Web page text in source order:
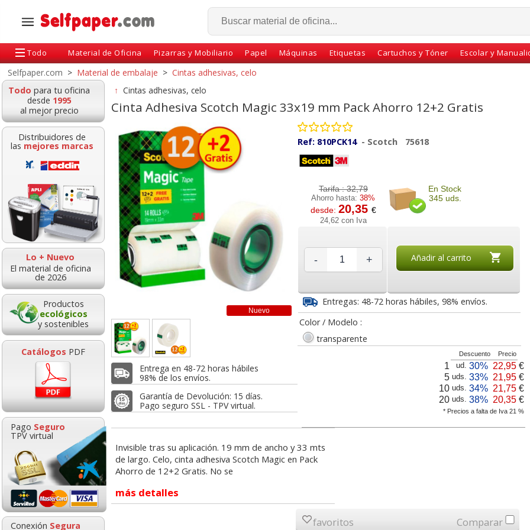
Todo Material de Oficina Pizarras y Mobiliario Papel Máquinas Etiquetas Cartuchos y Tóner Escolar y
Selfpaper.com > Material de embalaje > Cintas adhesivas, celo
Todo para tu oficina
desde 1995
al mejor precio
Distribuidores de
las mejores marcas
Lo + Nuevo
El material de oficina
de 2026
Productos
ecológicos
y sostenibles
Catálogos PDF
Pago Seguro
TPV virtual
Conexión Segura
↑ Cintas adhesivas, celo
Cinta Adhesiva Scotch Magic 33x19 mm Pack Ahorro 12+2 Gratis
Nuevo
Entrega en 48-72 horas hábiles
98% de los envíos.
Garantía de Devolución: 15 días.
Pago seguro SSL - TPV virtual.
Ref: 810PCK14 - Scotch 75618
Tarifa :32,79
Ahorro hasta:38%
desde: 20,35 €
24,62 con Iva
En Stock
345 uds.
- + Añadir al carrito
Entregas: 48-72 horas hábiles, 98% envíos.
Color / Modelo :
transparente
* Precios a falta de Iva 21 %
Descuento Precio
1 ud. 30% 22,95 €
5 uds. 33% 21,95 €
10 uds. 34% 21,75 €
20 uds. 38% 20,35 €
Invisible tras su aplicación. 19 mm de ancho y 33 mts
de largo. Celo, cinta adhesiva Scotch Magic en Pack
Ahorro de 12+2 Gratis. No se
más detalles
favoritos Comparar
celo
33x19 alta
rollo suelto
0,80 €
con Iva
Celo Scotch Magic
Invisible Eco Reciclada
33x19 Pack 9
desde:22,76 €
27,54 con Iva
Pegamento roller Tesa,
dispensador cinta,
ecológico 8,4 mm
desde:2,61 €
3,16 con Iva
Cinta Adhesiva Scotch
550, 19mm x 33m
8,92 1,47
roller Tesa,
cinta,
8,4 mm
2,61 €
con Iva
Cinta Adhesiva Scotch
550, 19mm x 33m
,Torre 8 rollos
desde:
10,79 con Iva
color azul, Apli, 19 mm
Tesa 33x19 alta
Invisible Eco Reciclada
Goma de borrar
moldeable maleable
para carboncillo o
grafito
HP 304 302 Color,
Cartucho original
Cartucho HP 304 - 302
14,87 37,87